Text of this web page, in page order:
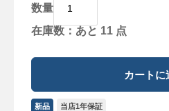
数量
在庫数：あと 11 点
新品 当店1年保証